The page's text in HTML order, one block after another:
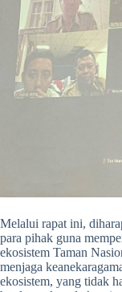
Melalui rapat ini,
para pihak guna
ekosistem Taman
menjaga
ekosistem, yang tidak